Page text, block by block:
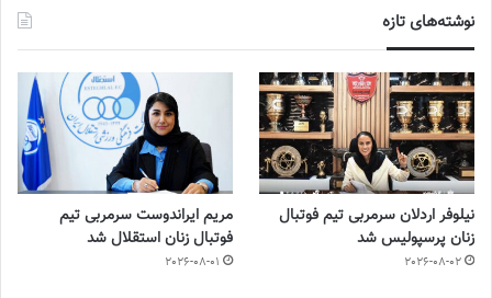
نوشته‌های تازه
نیلوفر اردلان سرمربی تیم فوتبال
زنان پرسپولیس شد
2026-08-02
مریم ایراندوست سرمربی تیم
فوتبال زنان استقلال شد
2026-08-01